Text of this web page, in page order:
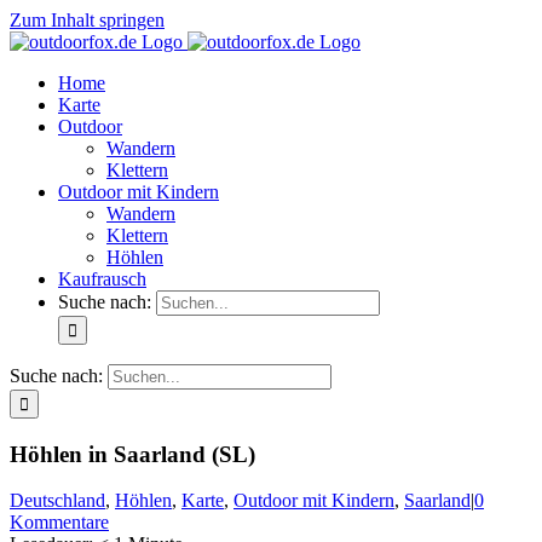
Zum Inhalt springen
Home
Karte
Outdoor
Wandern
Klettern
Outdoor mit Kindern
Wandern
Klettern
Höhlen
Kaufrausch
Suche nach:
Suche nach:
Höhlen in Saarland (SL)
Deutschland, Höhlen, Karte, Outdoor mit Kindern, Saarland|0
Kommentare